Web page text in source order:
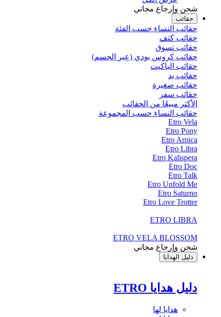
شحن وإرجاع مجاني
حقائب
حقائب النساء حسب الفئة
حقائب كتف
حقائب تسوق
حقائب كروس بودي (عبر الجسم)
حقائب الباكيت
حقائب يد
حقائب صغيرة
حقائب سفر
الأكثر مبيعًا من الحقائب
حقائب النساء حسب المجموعة
Etro Vela
Etro Pony
Etro Arnica
Etro Libra
Etro Kalispera
Etro Doc
Etro Talk
Etro Unfold Me
Etro Saturno
Etro Love Trotter
ETRO LIBRA
ETRO VELA BLOSSOM
شحن وإرجاع مجاني
دليل الهدايا
دليل هدايا ETRO
هدايا لها